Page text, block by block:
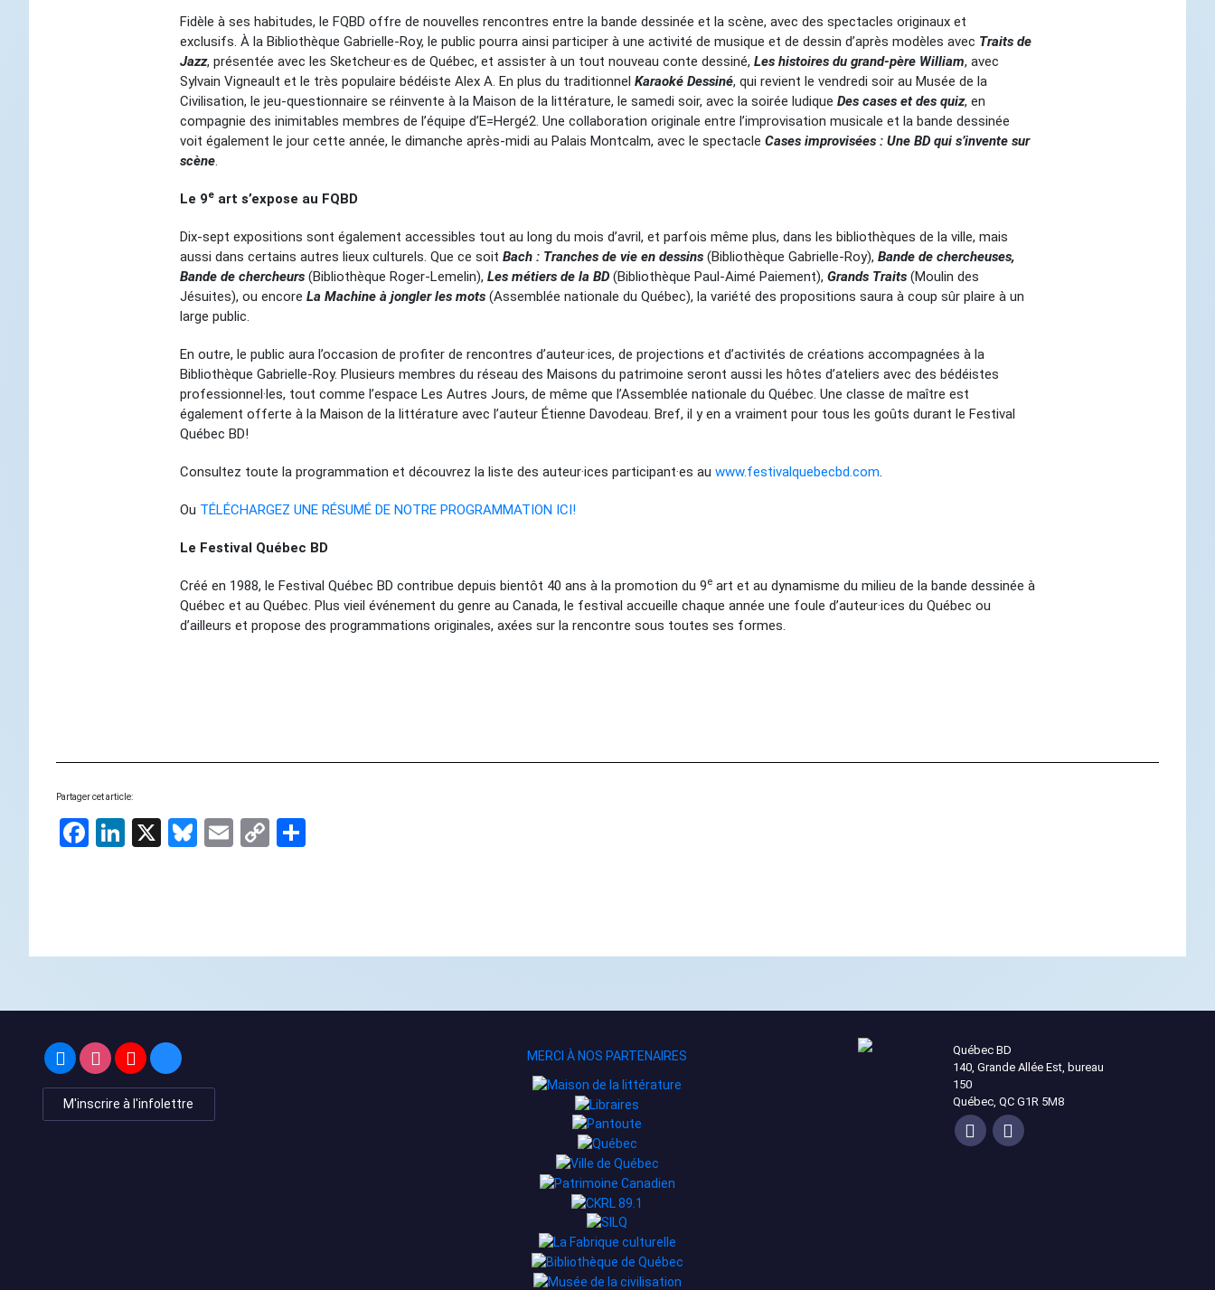
Fidèle à ses habitudes, le FQBD offre de nouvelles rencontres entre la bande dessinée et la scène, avec des spectacles originaux et
exclusifs. À la Bibliothèque Gabrielle-Roy, le public pourra ainsi participer à une activité de musique et de dessin d’après modèles avec Traits de
Jazz, présentée avec les Sketcheur·es de Québec, et assister à un tout nouveau conte dessiné, Les histoires du grand-père William, avec
Sylvain Vigneault et le très populaire bédéiste Alex A. En plus du traditionnel Karaoké Dessiné, qui revient le vendredi soir au Musée de la
Civilisation, le jeu-questionnaire se réinvente à la Maison de la littérature, le samedi soir, avec la soirée ludique Des cases et des quiz, en
compagnie des inimitables membres de l’équipe d’E=Hergé2. Une collaboration originale entre l’improvisation musicale et la bande dessinée
voit également le jour cette année, le dimanche après-midi au Palais Montcalm, avec le spectacle Cases improvisées : Une BD qui s’invente sur
scène.
Le 9e art s’expose au FQBD
Dix-sept expositions sont également accessibles tout au long du mois d’avril, et parfois même plus, dans les bibliothèques de la ville, mais
aussi dans certains autres lieux culturels. Que ce soit Bach : Tranches de vie en dessins (Bibliothèque Gabrielle-Roy), Bande de chercheuses,
Bande de chercheurs (Bibliothèque Roger-Lemelin), Les métiers de la BD (Bibliothèque Paul-Aimé Paiement), Grands Traits (Moulin des
Jésuites), ou encore La Machine à jongler les mots (Assemblée nationale du Québec), la variété des propositions saura à coup sûr plaire à un
large public.
En outre, le public aura l’occasion de profiter de rencontres d’auteur·ices, de projections et d’activités de créations accompagnées à la
Bibliothèque Gabrielle-Roy. Plusieurs membres du réseau des Maisons du patrimoine seront aussi les hôtes d’ateliers avec des bédéistes
professionnel·les, tout comme l’espace Les Autres Jours, de même que l’Assemblée nationale du Québec. Une classe de maître est
également offerte à la Maison de la littérature avec l’auteur Étienne Davodeau. Bref, il y en a vraiment pour tous les goûts durant le Festival
Québec BD!
Consultez toute la programmation et découvrez la liste des auteur·ices participant·es au www.festivalquebecbd.com.
Ou TÉLÉCHARGEZ UNE RÉSUMÉ DE NOTRE PROGRAMMATION ICI!
Le Festival Québec BD
Créé en 1988, le Festival Québec BD contribue depuis bientôt 40 ans à la promotion du 9e art et au dynamisme du milieu de la bande dessinée à
Québec et au Québec. Plus vieil événement du genre au Canada, le festival accueille chaque année une foule d’auteur·ices du Québec ou
d’ailleurs et propose des programmations originales, axées sur la rencontre sous toutes ses formes.
Partager cet article:
Facebook
LinkedIn
X Bluesky
Email
Copy
M'inscrire à l'infolettre
MERCI À NOS PARTENAIRES
Québec BD
140, Grande Allée Est, bureau
150
Québec, QC G1R 5M8